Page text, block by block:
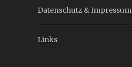
Datenschutz & Impressum
Links